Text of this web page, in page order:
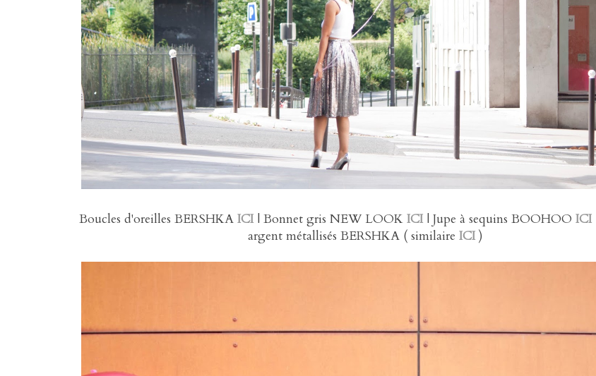
Boucles d'oreilles BERSHKA ICI | Bonnet gris NEW LOOK ICI | Jupe à sequins BOOHOO ICI
argent métallisés BERSHKA ( similaire ICI)